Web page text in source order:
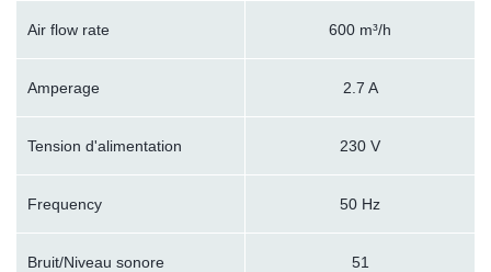
Air flow rate 600 m³/h
Amperage 2.7 A
Tension d'alimentation 230 V
Frequency 50 Hz
Bruit/Niveau sonore 51